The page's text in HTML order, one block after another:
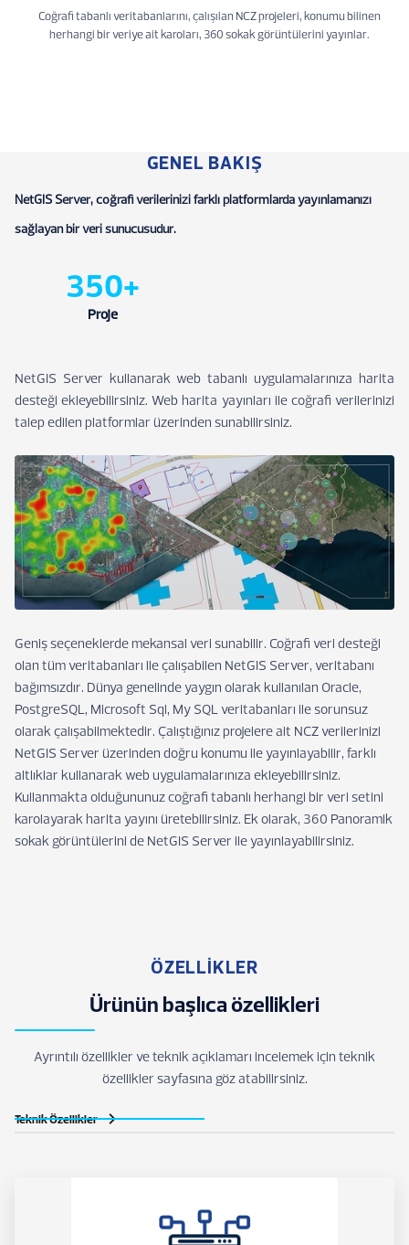
Coğrafi tabanlı veritabanlarını, çalışılan NCZ projeleri, konumu bilinen
herhangi bir veriye ait karoları, 360 sokak görüntülerini yayınlar.
GENEL BAKIŞ
NetGIS Server, coğrafi verilerinizi farklı platformlarda yayınlamanızı
sağlayan bir veri sunucusudur.
350+
Proje
NetGIS Server kullanarak web tabanlı uygulamalarınıza harita
desteği ekleyebilirsiniz. Web harita yayınları ile coğrafi verilerinizi
talep edilen platformlar üzerinden sunabilirsiniz.
Geniş seçeneklerde mekansal veri sunabilir. Coğrafi veri desteği
olan tüm veritabanları ile çalışabilen NetGIS Server, veritabanı
bağımsızdır. Dünya genelinde yaygın olarak kullanılan Oracle,
PostgreSQL, Microsoft Sql, My SQL veritabanları ile sorunsuz
olarak çalışabilmektedir. Çalıştığınız projelere ait NCZ verilerinizi
NetGIS Server üzerinden doğru konumu ile yayınlayabilir, farklı
altlıklar kullanarak web uygulamalarınıza ekleyebilirsiniz.
Kullanmakta olduğununuz coğrafi tabanlı herhangi bir veri setini
karolayarak harita yayını üretebilirsiniz. Ek olarak, 360 Panoramik
sokak görüntülerini de NetGIS Server ile yayınlayabilirsiniz.
ÖZELLİKLER
Ürünün başlıca özellikleri
Ayrıntılı özellikler ve teknik açıklamarı incelemek için teknik
özellikler sayfasına göz atabilirsiniz.
Teknik Özellikler